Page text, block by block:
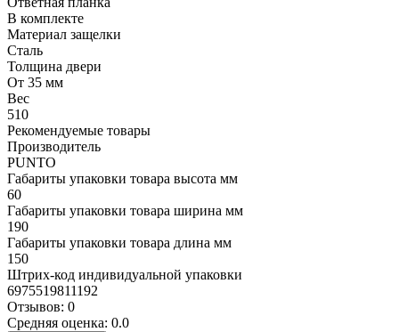
В комплекте
Материал защелки
Сталь
Толщина двери
От 35 мм
Вес
510
Рекомендуемые товары
Производитель
PUNTO
Габариты упаковки товара высота мм
60
Габариты упаковки товара ширина мм
190
Габариты упаковки товара длина мм
150
Штрих-код индивидуальной упаковки
6975519811192
Отзывов: 0
Средняя оценка: 0.0